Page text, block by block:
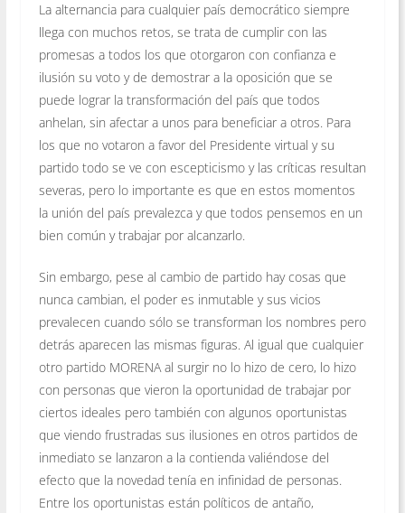
La alternancia para cualquier país democrático siempre
llega con muchos retos, se trata de cumplir con las
promesas a todos los que otorgaron con confianza e
ilusión su voto y de demostrar a la oposición que se
puede lograr la transformación del país que todos
anhelan, sin afectar a unos para beneficiar a otros. Para
los que no votaron a favor del Presidente virtual y su
partido todo se ve con escepticismo y las críticas resultan
severas, pero lo importante es que en estos momentos
la unión del país prevalezca y que todos pensemos en un
bien común y trabajar por alcanzarlo.
Sin embargo, pese al cambio de partido hay cosas que
nunca cambian, el poder es inmutable y sus vicios
prevalecen cuando sólo se transforman los nombres pero
detrás aparecen las mismas figuras. Al igual que cualquier
otro partido MORENA al surgir no lo hizo de cero, lo hizo
con personas que vieron la oportunidad de trabajar por
ciertos ideales pero también con algunos oportunistas
que viendo frustradas sus ilusiones en otros partidos de
inmediato se lanzaron a la contienda valiéndose del
efecto que la novedad tenía en infinidad de personas.
Entre los oportunistas están políticos de antaño,